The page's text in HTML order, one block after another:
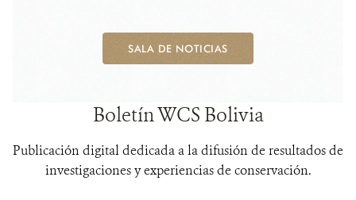
SALA DE NOTICIAS
Boletín WCS Bolivia
Publicación digital dedicada a la difusión de resultados de
investigaciones y experiencias de conservación.